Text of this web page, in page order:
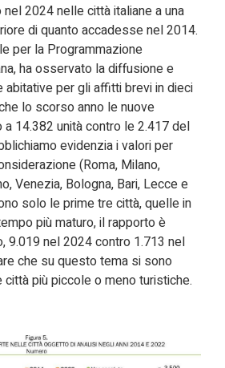
nel 2024 nelle città italiane a una
di quanto accadesse nel 2014.
per la Programmazione
ha osservato la diffusione e
abitative per gli affitti brevi in dieci
lo scorso anno le nuove
14.382 unità contro le 2.417 del
evidenzia i valori per
(Roma, Milano,
Venezia, Bologna, Bari, Lecce e
solo le prime tre città, quelle in
più maturo, il rapporto è
9.019 nel 2024 contro 1.713 nel
che su questo tema si sono
più piccole o meno turistiche.